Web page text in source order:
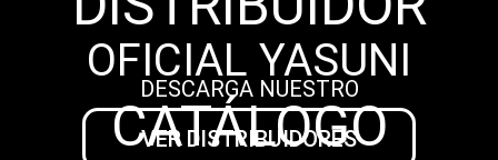
OFICIAL YASUNI
VER DISTRIBUIDORES
DESCARGA NUESTRO
CATÁLOGO